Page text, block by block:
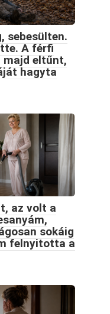
sebesülten.
A férfi
majd eltűnt,
hagyta
az volt a
sokáig
felnyitotta a